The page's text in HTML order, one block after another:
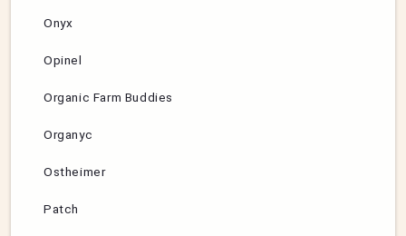
Onyx
Opinel
Organic Farm Buddies
Organyc
Ostheimer
Patch